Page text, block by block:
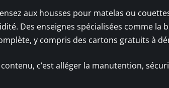
aux housses pour matelas ou
Des enseignes spécialisées comme la
y compris des cartons gratuits à
c’est alléger la manutention,